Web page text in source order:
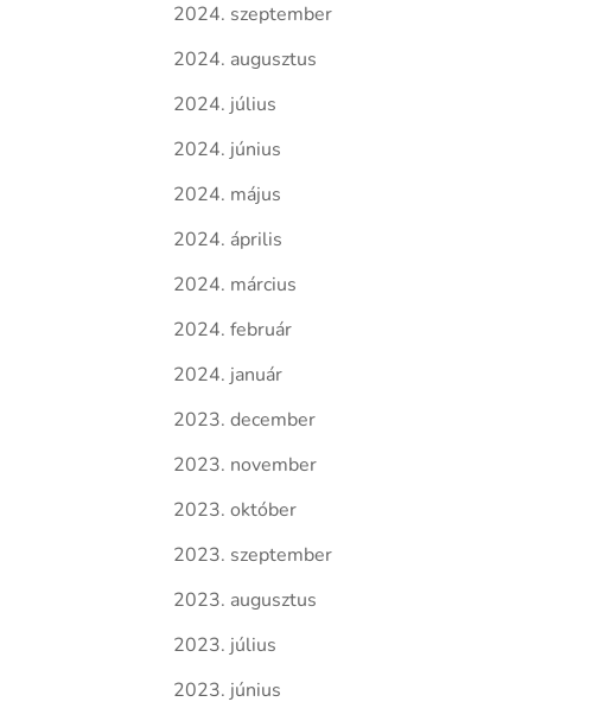
2024. szeptember
2024. augusztus
2024. július
2024. június
2024. május
2024. április
2024. március
2024. február
2024. január
2023. december
2023. november
2023. október
2023. szeptember
2023. augusztus
2023. július
2023. június